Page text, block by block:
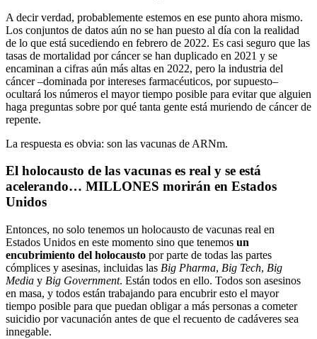
A decir verdad, probablemente estemos en ese punto ahora mismo.
Los conjuntos de datos aún no se han puesto al día con la realidad
de lo que está sucediendo en febrero de 2022. Es casi seguro que las
tasas de mortalidad por cáncer se han duplicado en 2021 y se
encaminan a cifras aún más altas en 2022, pero la industria del
cáncer –dominada por intereses farmacéuticos, por supuesto–
ocultará los números el mayor tiempo posible para evitar que alguien
haga preguntas sobre por qué tanta gente está muriendo de cáncer de
repente.
La respuesta es obvia: son las vacunas de ARNm.
El holocausto de las vacunas es real y se está
acelerando… MILLONES morirán en Estados
Unidos
Entonces, no solo tenemos un holocausto de vacunas real en
Estados Unidos en este momento sino que tenemos un
encubrimiento del holocausto por parte de todas las partes
cómplices y asesinas, incluidas las Big Pharma, Big Tech, Big
Media y Big Government. Están todos en ello. Todos son asesinos
en masa, y todos están trabajando para encubrir esto el mayor
tiempo posible para que puedan obligar a más personas a cometer
suicidio por vacunación antes de que el recuento de cadáveres sea
innegable.